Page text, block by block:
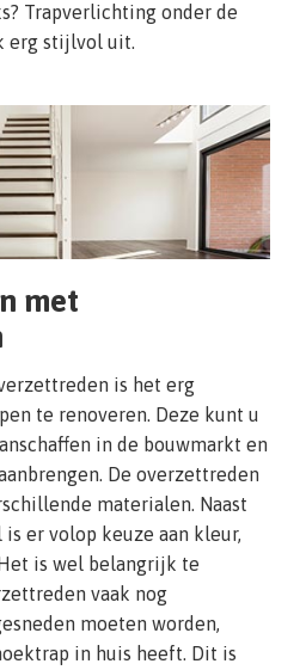
Trapverlichting onder de
erg stijlvol uit.
met
is het erg
te renoveren. Deze kunt u
in de bouwmarkt en
De overzettreden
materialen. Naast
er volop keuze aan kleur,
is wel belangrijk te
vaak nog
moeten worden,
in huis heeft. Dit is